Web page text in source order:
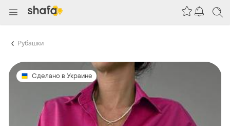
Рубашки
Сделано в Украине